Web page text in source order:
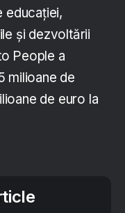
educației,
și dezvoltării
People a
milioane de
de euro la